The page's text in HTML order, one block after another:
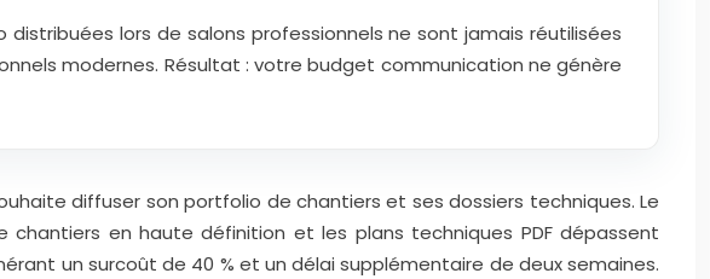
distribuées lors de salons professionnels ne sont jamais réutilisées
modernes. Résultat : votre budget communication ne génère
diffuser son portfolio de chantiers et ses dossiers techniques. Le
en haute définition et les plans techniques PDF dépassent
un surcoût de 40 % et un délai supplémentaire de deux semaines.